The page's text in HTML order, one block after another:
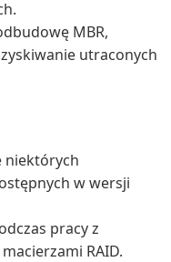
MBR,
utraconych
niektórych
w wersji
pracy z
RAID.